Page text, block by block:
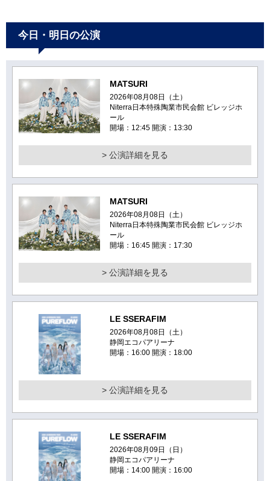
今日・明日の公演
MATSURI
2026年08月08日（土）
Niterra日本特殊陶業市民会館 ビレッジホ
ール
開場：12:45 開演：13:30
> 公演詳細を見る
MATSURI
2026年08月08日（土）
Niterra日本特殊陶業市民会館 ビレッジホ
ール
開場：16:45 開演：17:30
> 公演詳細を見る
LE SSERAFIM
2026年08月08日（土）
静岡エコパアリーナ
開場：16:00 開演：18:00
> 公演詳細を見る
LE SSERAFIM
2026年08月09日（日）
静岡エコパアリーナ
開場：14:00 開演：16:00